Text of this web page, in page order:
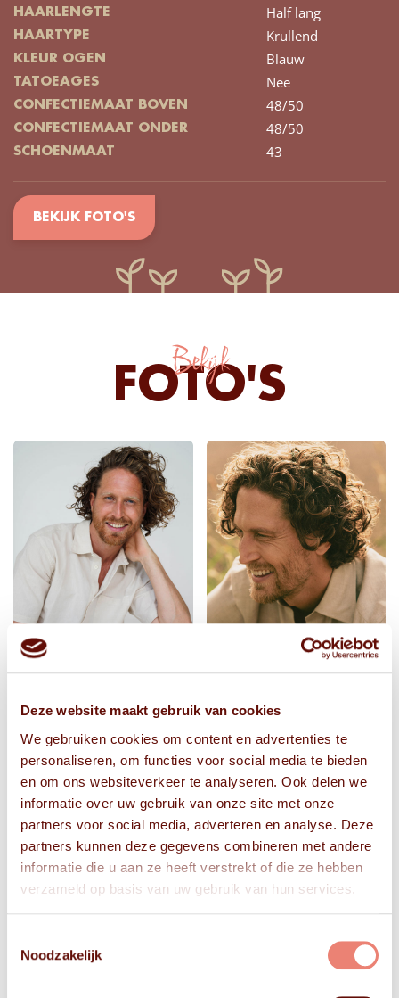
Deze website maakt gebruik van cookies
We gebruiken cookies om content en advertenties te
personaliseren, om functies voor social media te bieden
en om ons websiteverkeer te analyseren. Ook delen we
informatie over uw gebruik van onze site met onze
partners voor social media, adverteren en analyse. Deze
partners kunnen deze gegevens combineren met andere
informatie die u aan ze heeft verstrekt of die ze hebben
verzameld op basis van uw gebruik van hun services.
Noodzakelijk
HAARLENGTE Half lang
HAARTYPE Krullend
KLEUR OGEN Blauw
TATOEAGES Nee
CONFECTIEMAAT BOVEN 48/50
CONFECTIEMAAT ONDER 48/50
SCHOENMAAT 43
BEKIJK FOTO'S
Bekijk
FOTO'S